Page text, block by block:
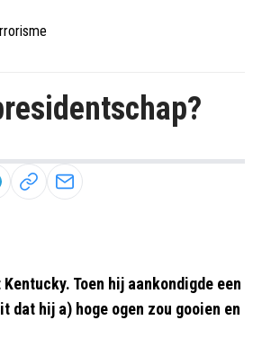
Toen hij aankondigde een
hij a) hoge ogen zou gooien en